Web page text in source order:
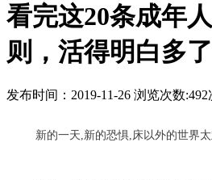
看完这20条成年
则，活得明白多了
发布时间：2019-11-26 浏览次数:492
新的一天,新的恐惧,床以外的世界太